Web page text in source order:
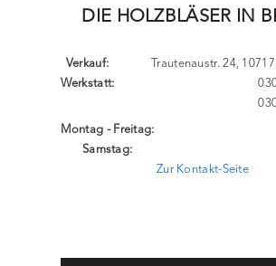
DIE HOLZBLÄSER IN
Trautenaustr. 24,
Verkauf:
Werkstatt:
Montag - Freitag:
Samstag:
Zur Kontakt-Seite